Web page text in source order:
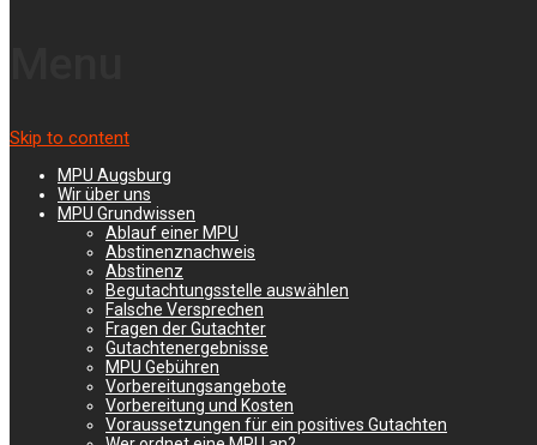
Skip to content
MPU Augsburg
Wir über uns
MPU Grundwissen
Ablauf einer MPU
Abstinenznachweis
Abstinenz
Begutachtungsstelle auswählen
Falsche Versprechen
Fragen der Gutachter
Gutachtenergebnisse
MPU Gebühren
Vorbereitungsangebote
Vorbereitung und Kosten
Voraussetzungen für ein positives Gutachten
schwierigen Zeiten
MPU Vorbereitung in schwierigen
Zeiten
Lesen Sie sich bitte die folgenden Zeilen durch und entscheiden
erst dann, ob und wie Sie sich mit der MPU Vorbereitung
beschäftigen wollen.
Durch die Maßnahmen, die getroffen wurden, um die Ausbreitung
der Covid-19 Infektionen einzudämmen, ist unser aller Leben